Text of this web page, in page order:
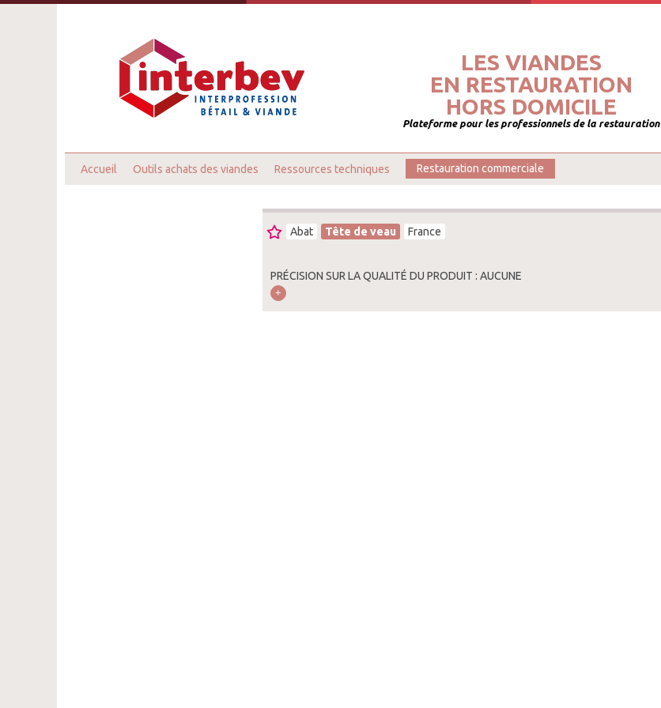
LES VIANDES
EN RESTAURATION
HORS DOMICILE
Plateforme pour les professionnels de la restauration
Accueil Outils achats des viandes Ressources techniques Restauration commerciale
Abat Tête de veau France
PRÉCISION SUR LA QUALITÉ DU PRODUIT : AUCUNE